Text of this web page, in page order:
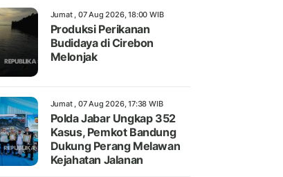
Jumat , 07 Aug 2026, 18:00 WIB
Produksi Perikanan
Budidaya di Cirebon
Melonjak
Jumat , 07 Aug 2026, 17:38 WIB
Polda Jabar Ungkap 352
Kasus, Pemkot Bandung
Dukung Perang Melawan
Kejahatan Jalanan